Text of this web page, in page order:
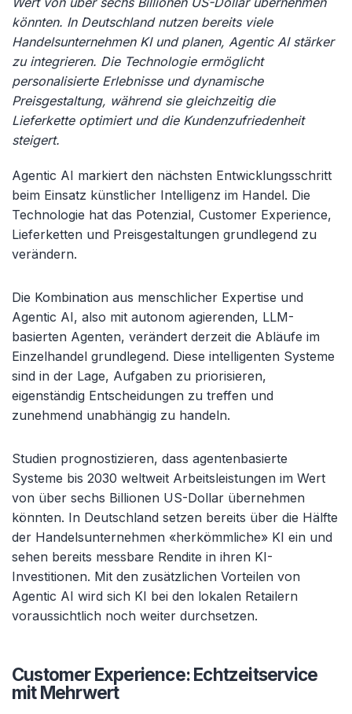
könnten. In Deutschland nutzen bereits viele
Handelsunternehmen KI und planen, Agentic AI stärker
zu integrieren. Die Technologie ermöglicht
personalisierte Erlebnisse und dynamische
Preisgestaltung, während sie gleichzeitig die
Lieferkette optimiert und die Kundenzufriedenheit
steigert.
Agentic AI markiert den nächsten Entwicklungsschritt
beim Einsatz künstlicher Intelligenz im Handel. Die
Technologie hat das Potenzial, Customer Experience,
Lieferketten und Preisgestaltungen grundlegend zu
verändern.
Die Kombination aus menschlicher Expertise und
Agentic AI, also mit autonom agierenden, LLM-
basierten Agenten, verändert derzeit die Abläufe im
Einzelhandel grundlegend. Diese intelligenten Systeme
sind in der Lage, Aufgaben zu priorisieren,
eigenständig Entscheidungen zu treffen und
zunehmend unabhängig zu handeln.
Studien prognostizieren, dass agentenbasierte
Systeme bis 2030 weltweit Arbeitsleistungen im Wert
von über sechs Billionen US-Dollar übernehmen
könnten. In Deutschland setzen bereits über die Hälfte
der Handelsunternehmen «herkömmliche» KI ein und
sehen bereits messbare Rendite in ihren KI-
Investitionen. Mit den zusätzlichen Vorteilen von
Agentic AI wird sich KI bei den lokalen Retailern
voraussichtlich noch weiter durchsetzen.
Customer Experience: Echtzeitservice
mit Mehrwert